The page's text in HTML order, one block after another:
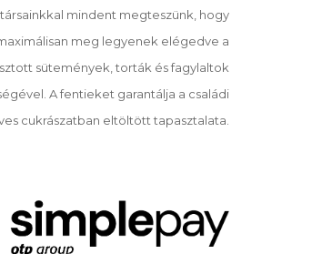
mindent megteszünk, hogy
meg legyenek elégedve a
sütemények, torták és fagylaltok
A fentieket garantálja a családi
cukrászatban eltöltött tapasztalata.